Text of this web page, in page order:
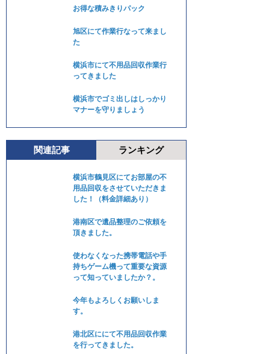
お得な積みきりパック
旭区にて作業行なって来まし
た
横浜市にて不用品回収作業行
ってきました
横浜市でゴミ出しはしっかり
マナーを守りましょう
関連記事 ランキング
横浜市鶴見区にてお部屋の不
用品回収をさせていただきま
した！（料金詳細あり）
港南区で遺品整理のご依頼を
頂きました。
使わなくなった携帯電話や手
持ちゲーム機って重要な資源
って知っていましたか？。
今年もよろしくお願いしま
す。
港北区ににて不用品回収作業
を行ってきました。